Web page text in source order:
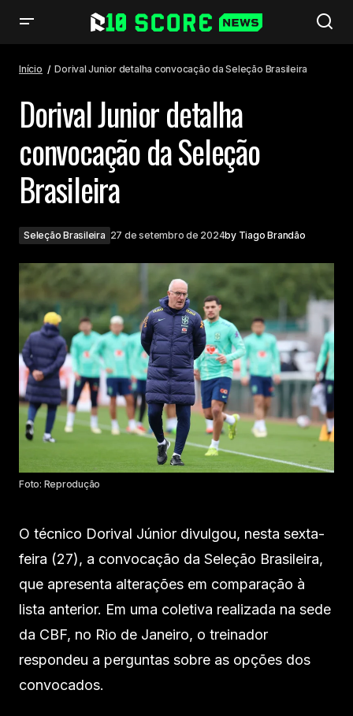
Início Dorival Junior detalha convocação da Seleção Brasileira
Dorival Junior detalha
convocação da Seleção
Brasileira
Seleção Brasileira 27 de setembro de 2024by Tiago Brandão
Foto: Reprodução
O técnico Dorival Júnior divulgou, nesta sexta-
feira (27), a convocação da Seleção Brasileira,
que apresenta alterações em comparação à
lista anterior. Em uma coletiva realizada na sede
da CBF, no Rio de Janeiro, o treinador
respondeu a perguntas sobre as opções dos
convocados.